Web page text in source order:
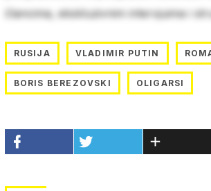
člancima, ekskluzivnim intervjuima i
RUSIJA VLADIMIR PUTIN
BORIS BEREZOVSKI OLIGARSI